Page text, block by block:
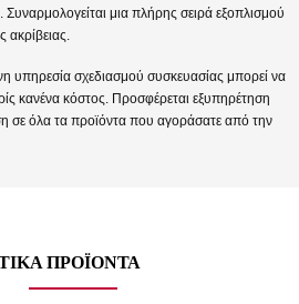
μια πλήρης σειρά εξοπλισμού
ακρίβειας.
υπηρεσία σχεδιασμού συσκευασίας μπορεί να
κανένα κόστος. Προσφέρεται εξυπηρέτηση
σε όλα τα προϊόντα που αγοράσατε από την
ΠΡΟΪΌΝΤΑ